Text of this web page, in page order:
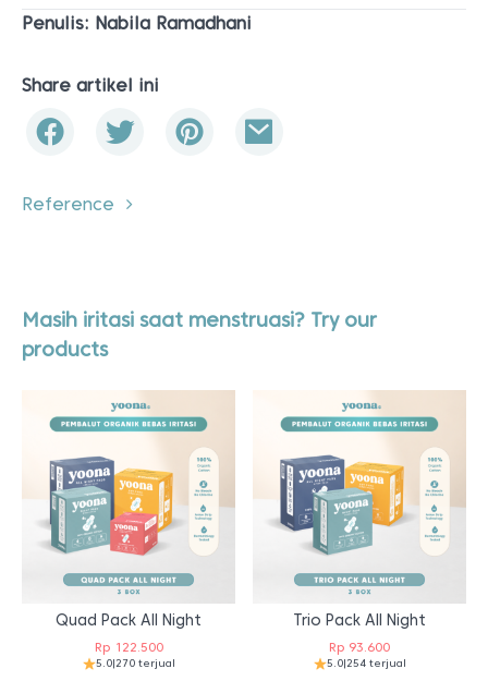
Penulis: Nabila Ramadhani
Share artikel ini
Reference
Masih iritasi saat menstruasi? Try our
products
Quad Pack All Night
Rp122.500
5.0|270 terjual
Trio Pack All Night
Rp 93.600
5.0|254 terjual